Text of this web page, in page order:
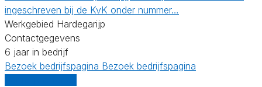
ingeschreven bij de KvK onder nummer…
Werkgebied Hardegarijp
Contactgegevens
6 jaar in bedrijf
Bezoek bedrijfspagina Bezoek bedrijfspagina